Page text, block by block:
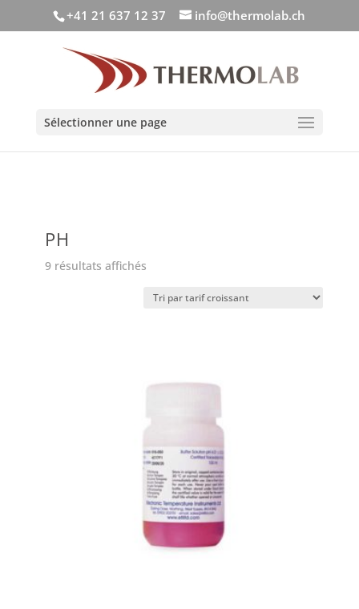
+41 21 637 12 37 info@thermolab.ch
Sélectionner une page
PH
9 résultats affichésTrié
prix